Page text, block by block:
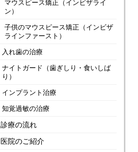
マウスピース矯正（インビザライ
ン）
子供のマウスピース矯正（インビザ
ラインファースト）
入れ歯の治療
ナイトガード（歯ぎしり・食いしば
り）
インプラント治療
知覚過敏の治療
診療の流れ
医院のご紹介